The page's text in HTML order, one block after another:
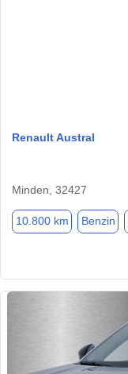
Renault Austral
Minden, 32427
10.800 km Benzin